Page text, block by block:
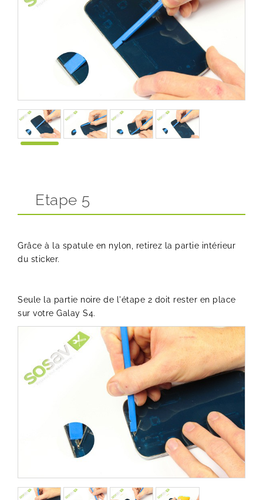
Etape 5
Grâce à la spatule en nylon, retirez la partie intérieur
du sticker.
Seule la partie noire de l'étape 2 doit rester en place
sur votre Galay S4.